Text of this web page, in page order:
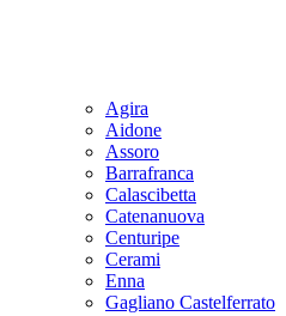
Agira
Aidone
Assoro
Barrafranca
Calascibetta
Catenanuova
Centuripe
Cerami
Enna
Gagliano Castelferrato